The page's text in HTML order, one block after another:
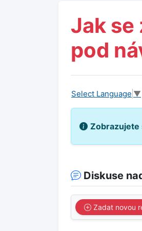
Jak se
pod
Select Language ▼
Zobrazujete
Diskuse
Zadat novou